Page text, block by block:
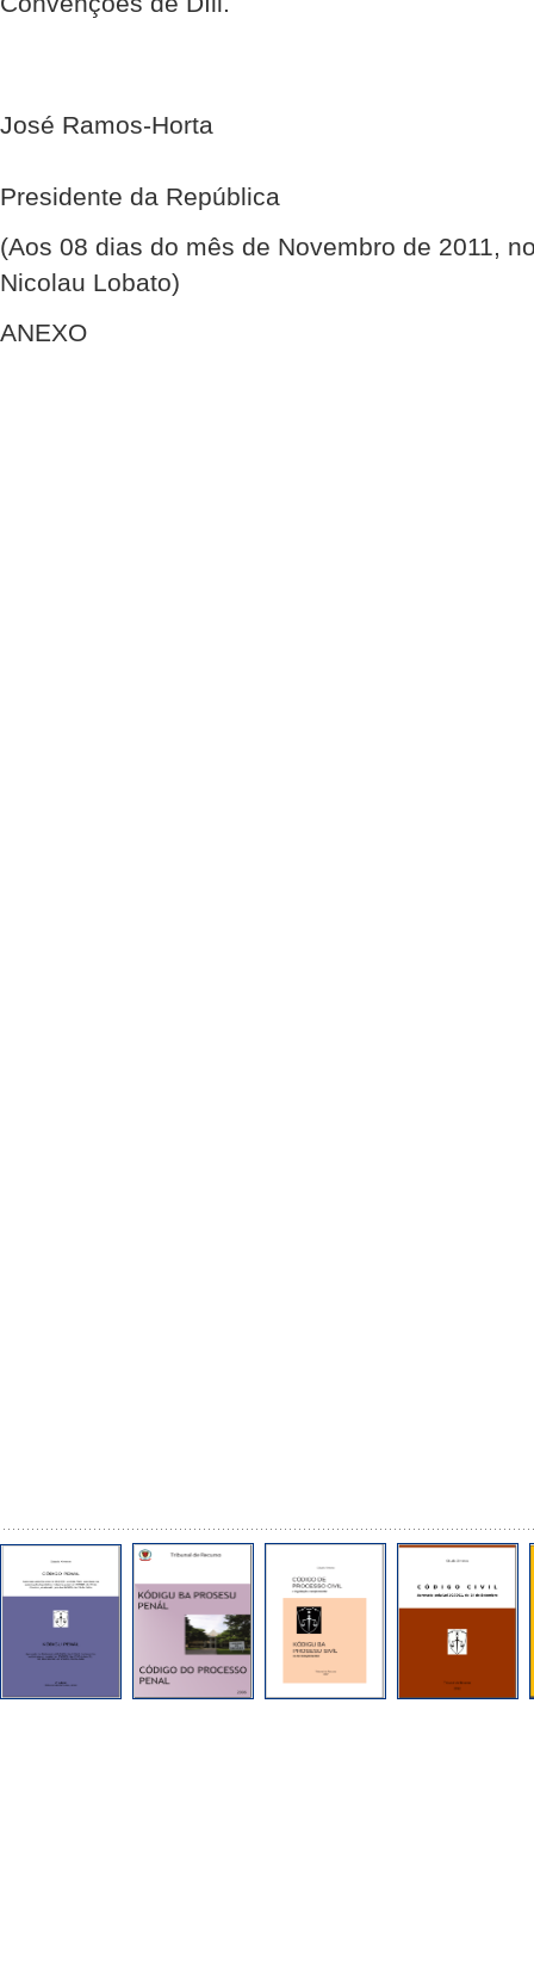
José Ramos-Horta
Presidente da República
(Aos 08 dias do mês de Novembro de 2011,
Nicolau Lobato)
ANEXO